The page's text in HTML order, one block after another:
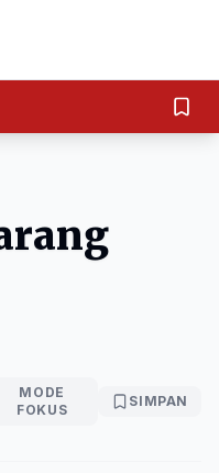
MODE
FOKUS
SIMPAN